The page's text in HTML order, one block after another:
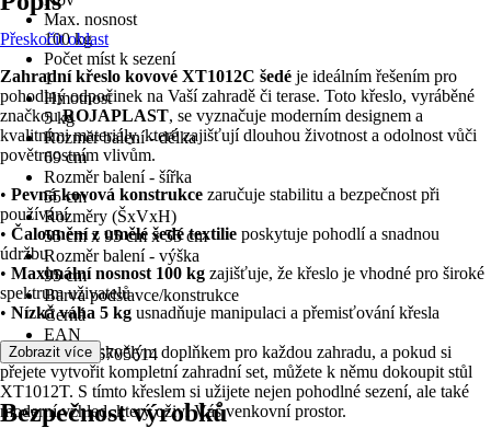
Max. nosnost
100 kg
Počet míst k sezení
1
Hmotnost
5 kg
Rozměr balení - délka
69 cm
Rozměr balení - šířka
55 cm
Rozměry (ŠxVxH)
55 cm x 95 cm x 55 cm
Rozměr balení - výška
95 cm
Barva podstavce/konstrukce
Černá
EAN
8595226705614
Přeskočit oblast
Zahradní křeslo kovové XT1012C šedé je ideálním řešením pro
pohodlný odpočinek na Vaší zahradě či terase. Toto křeslo, vyráběné
značkouROJAPLAST, se vyznačuje moderním designem a
kvalitními materiály, které zajišťují dlouhou životnost a odolnost vůči
povětrnostním vlivům.
• Pevná kovová konstrukce zaručuje stabilitu a bezpečnost při
používání
• Čalounění z umělé šedé textilie poskytuje pohodlí a snadnou
údržbu
• Maximální nosnost 100 kg zajišťuje, že křeslo je vhodné pro široké
spektrum uživatelů
• Nízká váha 5 kg usnadňuje manipulaci a přemisťování křesla
Toto křeslo je skvělým doplňkem pro každou zahradu, a pokud si
přejete vytvořit kompletní zahradní set, můžete k němu dokoupit stůl
XT1012T. S tímto křeslem si užijete nejen pohodlné sezení, ale také
moderní vzhled, který oživí Váš venkovní prostor.
Zobrazit více
Bezpečnost výrobků